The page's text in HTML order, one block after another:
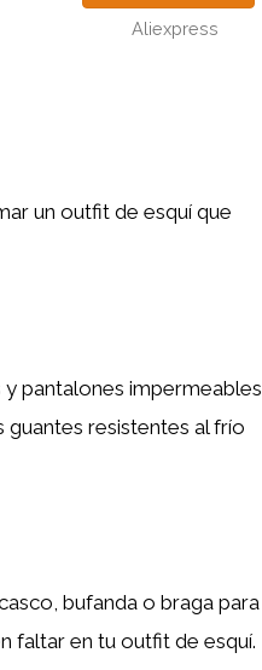
Aliexpress
un outfit de esquí que
pantalones impermeables
guantes resistentes al frío
bufanda o braga para
faltar en tu outfit de esquí.